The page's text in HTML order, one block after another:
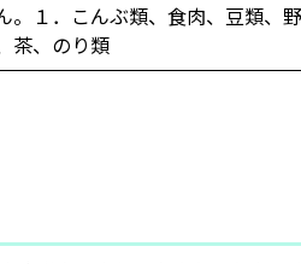
。１．こんぶ類、食肉、豆類、
茶、のり類